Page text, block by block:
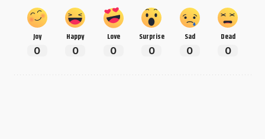
Joy
0
Happy
0
Love
0
Surprise
0
Sad
0
Dead
0